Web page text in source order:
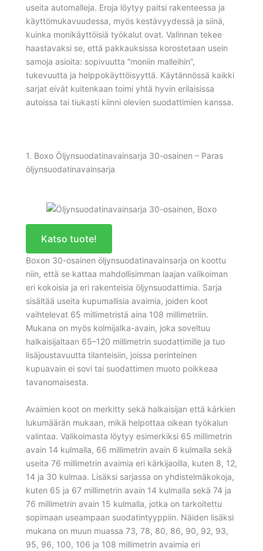
useita automalleja. Eroja löytyy paitsi rakenteessa ja
käyttömukavuudessa, myös kestävyydessä ja siinä,
kuinka monikäyttöisiä työkalut ovat. Valinnan tekee
haastavaksi se, että pakkauksissa korostetaan usein
samoja asioita: sopivuutta “moniin malleihin”,
tukevuutta ja helppokäyttöisyyttä. Käytännössä kaikki
sarjat eivät kuitenkaan toimi yhtä hyvin erilaisissa
autoissa tai tiukasti kiinni olevien suodattimien kanssa.
1. Boxo Öljynsuodatinavainsarja 30-osainen – Paras
öljynsuodatinavainsarja
Katso tuote!
Boxon 30-osainen öljynsuodatinavainsarja on koottu
niin, että se kattaa mahdollisimman laajan valikoiman
eri kokoisia ja eri rakenteisia öljynsuodattimia. Sarja
sisältää useita kupumallisia avaimia, joiden koot
vaihtelevat 65 millimetristä aina 108 millimetriin.
Mukana on myös kolmijalka-avain, joka soveltuu
halkaisijaltaan 65–120 millimetrin suodattimille ja tuo
lisäjoustavuutta tilanteisiin, joissa perinteinen
kupuavain ei sovi tai suodattimen muoto poikkeaa
tavanomaisesta.
Avaimien koot on merkitty sekä halkaisijan että kärkien
lukumäärän mukaan, mikä helpottaa oikean työkalun
valintaa. Valikoimasta löytyy esimerkiksi 65 millimetrin
avain 14 kulmalla, 66 millimetrin avain 6 kulmalla sekä
useita 76 millimetrin avaimia eri kärkijaoilla, kuten 8, 12,
14 ja 30 kulmaa. Lisäksi sarjassa on yhdistelmäkokoja,
kuten 65 ja 67 millimetrin avain 14 kulmalla sekä 74 ja
76 millimetrin avain 15 kulmalla, jotka on tarkoitettu
sopimaan useampaan suodatintyyppiin. Näiden lisäksi
mukana on muun muassa 73, 78, 80, 86, 90, 92, 93,
95, 96, 100, 106 ja 108 millimetrin avaimia eri